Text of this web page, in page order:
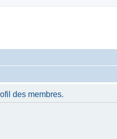
des membres.